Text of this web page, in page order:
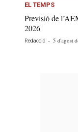
EL TEMPS
Previsió de
2026
Redacció - 5 d'agost